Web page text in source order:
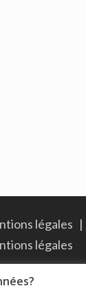
légales |
légales